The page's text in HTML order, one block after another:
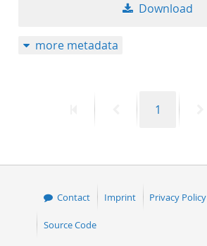
Download
more metadata
PreviousPage
1
Contact Imprint Privacy Policy
Source Code